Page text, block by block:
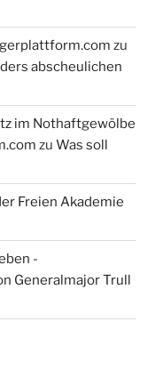
zu
abscheulichen
im Nothaftgewölbe
zu Was soll
Freien Akademie
-
Generalmajor Trull